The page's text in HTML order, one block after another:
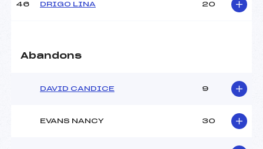
46 DRIGO LINA 20
Abandons
DAVID CANDICE 9
EVANS NANCY 30